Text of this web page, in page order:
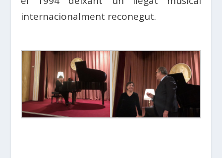
internacionalment reconegut.